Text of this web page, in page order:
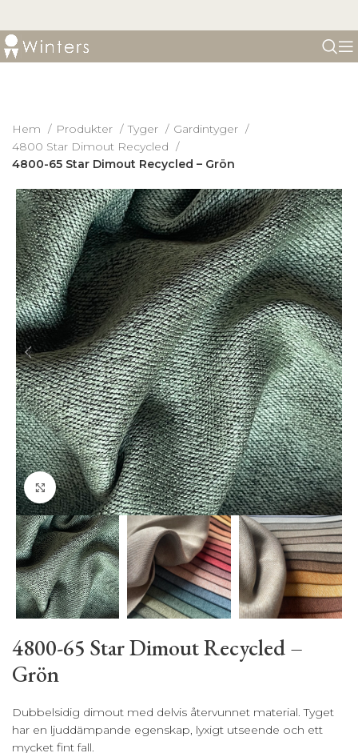
Hem Produkter Tyger
Gardintyger
4800 Star Dimout Recycled
4800-65 Star Dimout Recycled – Grön
Klicka för att förstora
4800-65 Star Dimout Recycled –
Grön
Dubbelsidig dimout med delvis återvunnet material. Tyget
har en ljuddämpande egenskap, lyxigt utseende och ett
mycket fint fall.